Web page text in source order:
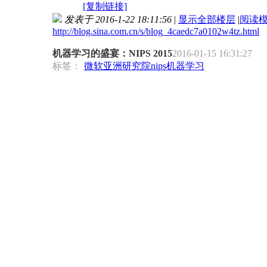
[复制链接]
发表于 2016-1-22 18:11:56 | 显示全部楼层 |阅读
http://blog.sina.com.cn/s/blog_4caedc7a0102w4tz.html
机器学习的盛宴：NIPS 20152016-01-15 16:31:27
标签：
微软亚洲研究院nips机器学习